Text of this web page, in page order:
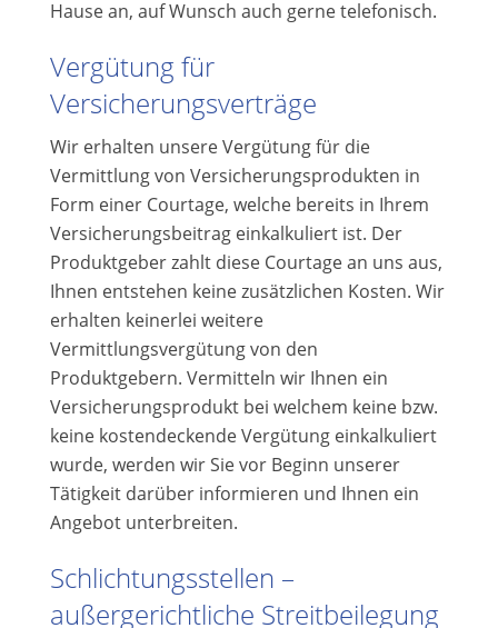
Hause an, auf Wunsch auch gerne telefonisch.
Vergütung für
Versicherungsverträge
Wir erhalten unsere Vergütung für die
Vermittlung von Versicherungsprodukten in
Form einer Courtage, welche bereits in Ihrem
Versicherungsbeitrag einkalkuliert ist. Der
Produktgeber zahlt diese Courtage an uns aus,
Ihnen entstehen keine zusätzlichen Kosten. Wir
erhalten keinerlei weitere
Vermittlungsvergütung von den
Produktgebern. Vermitteln wir Ihnen ein
Versicherungsprodukt bei welchem keine bzw.
keine kostendeckende Vergütung einkalkuliert
wurde, werden wir Sie vor Beginn unserer
Tätigkeit darüber informieren und Ihnen ein
Angebot unterbreiten.
Schlichtungsstellen –
außergerichtliche Streitbeilegung